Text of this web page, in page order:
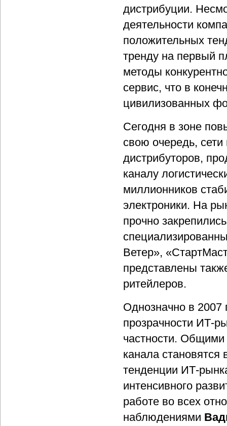
дистрибуции.
деятельности
положительных
тренду на первый
методы
сервис, что в
цивилизованных
Сегодня в зоне
свою очередь, сети
дистрибуторов,
каналу
миллионников
электроники. На
прочно
Ветер»,
представлены
ритейлеров.
Однозначно в
прозрачности ИТ-
частности. Общими
канала
тенденции ИТ-
интенсивного
работе во всех
наблюдениями